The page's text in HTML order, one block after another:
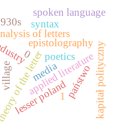
the letter
epistolography
applied literature
of letters
media państwo
0
syntax
spoken language
kapitał polityczny
village
lesser poland
poetics
1